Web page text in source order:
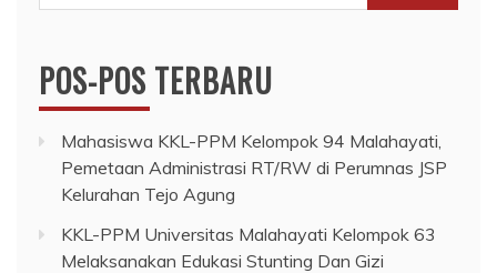
untuk:
POS-POS TERBARU
Mahasiswa KKL-PPM Kelompok 94 Malahayati,
Pemetaan Administrasi RT/RW di Perumnas JSP
Kelurahan Tejo Agung
KKL-PPM Universitas Malahayati Kelompok 63
Melaksanakan Edukasi Stunting Dan Gizi